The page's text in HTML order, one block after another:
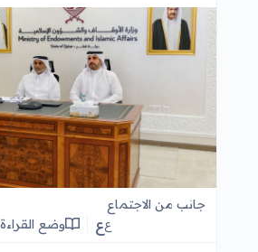
جانب من الاجتماع
عع وضع القراءة